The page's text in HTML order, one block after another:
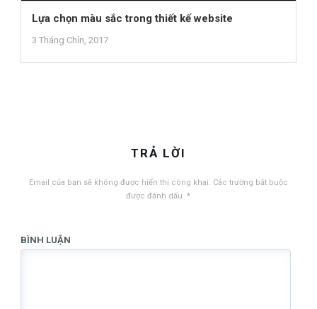
Lựa chọn màu sắc trong thiết kế website
3 Tháng Chín, 2017
TRẢ LỜI
Email của bạn sẽ không được hiển thị công khai. Các trường bắt buộc
được đánh dấu *
BÌNH LUẬN